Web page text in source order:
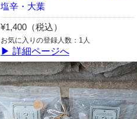
塩辛・大葉
¥1,400（税込）
お気に入りの登録人数：1人
▶ 詳細ページへ